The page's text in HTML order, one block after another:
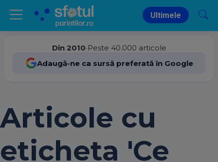
Ultimele
Din 2010•Peste 40.000 articole
Adaugă-ne ca sursă preferată în Google
Articole cu
eticheta 'Ce